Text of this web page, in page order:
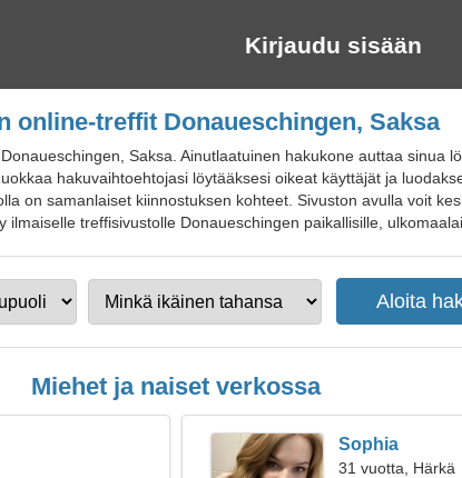
Kirjaudu sisään
online-treffit Donaueschingen, Saksa
Saksa. Ainutlaatuinen hakukone auttaa sinua
hakuvaihtoehtojasi löytääksesi oikeat käyttäjät ja
on samanlaiset kiinnostuksen kohteet. Sivuston avulla voit
treffisivustolle Donaueschingen paikallisille,
Miehet ja naiset verkossa
Sophia
31 vuotta, Härkä